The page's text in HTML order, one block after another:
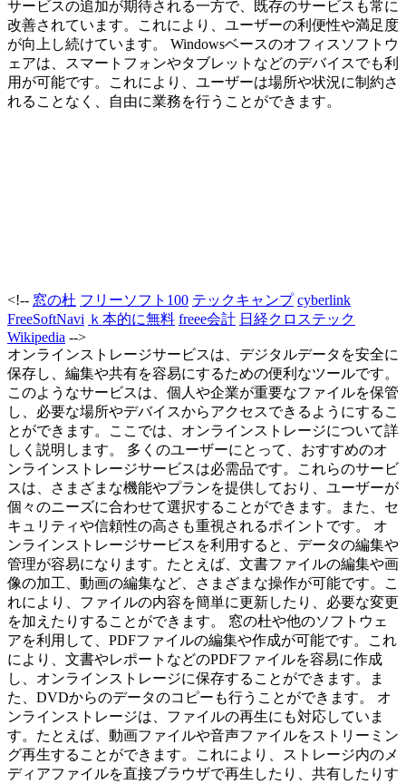
サービスの追加が期待される一方で、既存のサービスも常に
改善されています。これにより、ユーザーの利便性や満足度
が向上し続けています。 Windowsベースのオフィスソフトウ
ェアは、スマートフォンやタブレットなどのデバイスでも利
用が可能です。これにより、ユーザーは場所や状況に制約さ
れることなく、自由に業務を行うことができます。
<!-- 窓の杜 フリーソフト100 テックキャンプ cyberlink
FreeSoftNavi ｋ本的に無料 freee会計 日経クロステック
Wikipedia -->
オンラインストレージサービスは、デジタルデータを安全に
保存し、編集や共有を容易にするための便利なツールです。
このようなサービスは、個人や企業が重要なファイルを保管
し、必要な場所やデバイスからアクセスできるようにするこ
とができます。ここでは、オンラインストレージについて詳
しく説明します。 多くのユーザーにとって、おすすめのオ
ンラインストレージサービスは必需品です。これらのサービ
スは、さまざまな機能やプランを提供しており、ユーザーが
個々のニーズに合わせて選択することができます。また、セ
キュリティや信頼性の高さも重視されるポイントです。 オ
ンラインストレージサービスを利用すると、データの編集や
管理が容易になります。たとえば、文書ファイルの編集や画
像の加工、動画の編集など、さまざまな操作が可能です。こ
れにより、ファイルの内容を簡単に更新したり、必要な変更
を加えたりすることができます。 窓の杜や他のソフトウェ
アを利用して、PDFファイルの編集や作成が可能です。これ
により、文書やレポートなどのPDFファイルを容易に作成
し、オンラインストレージに保存することができます。ま
た、DVDからのデータのコピーも行うことができます。 オ
ンラインストレージは、ファイルの再生にも対応していま
す。たとえば、動画ファイルや音声ファイルをストリーミン
グ再生することができます。これにより、ストレージ内のメ
ディアファイルを直接ブラウザで再生したり、共有したりす